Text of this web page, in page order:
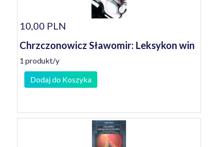
10,00 PLN
Chrzczonowicz Sławomir: Leksykon win
1 produkt/y
Dodaj do Koszyka